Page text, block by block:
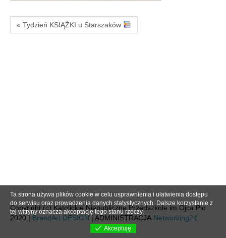
« Tydzień KSIĄŻKI u Starszaków
Copyright (c) Katolickie Niepubliczne Przedszkole im.Ojca Pio
2020 | BrandArt DESIGN | ADMINISTRACJA Networking24
Ta strona używa plików cookie w celu usprawnienia i ułatwienia dostępu
do serwisu oraz prowadzenia danych statystycznych. Dalsze korzystanie z
tej witryny oznacza akceptację tego stanu rzeczy.
Akceptuję